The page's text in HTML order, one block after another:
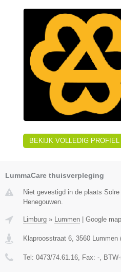
BEKIJK VOLLEDIG PROFIEL
LummaCare thuisverpleging
Niet gevestigd in de plaats
Henegouwen.
Limburg » Lummen Google
Klaproosstraat 6, 3560 Lummen
Tel: 0473/74.61.16, Fax: -,